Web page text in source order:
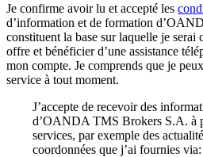
Je confirme avoir lu et accepté les
d’information et de formation
constituent la base sur laquelle je serai
offre et bénéficier d’une assistance
mon compte. Je comprends que je
service à tout moment.
J’accepte de recevoir des
d’OANDA TMS Brokers S.A. à
services, par exemple des
coordonnées que j’ai fournies via: